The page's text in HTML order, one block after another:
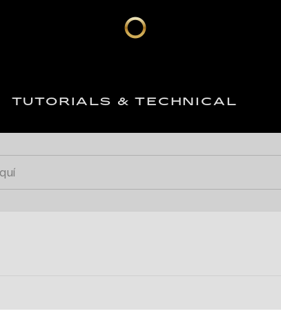
TUTORIALS & TECHNICAL